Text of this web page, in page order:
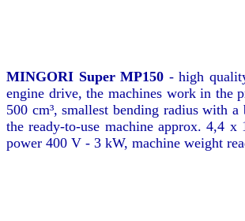
MINGORI Super MP150 - high
engine drive, the machines work in the
500 cm³, smallest bending radius with
the ready-to-use machine approx. 4,4
power 400 V - 3 kW, machine weight